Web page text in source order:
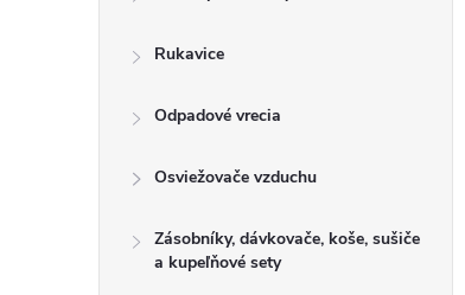
Rukavice
Odpadové vrecia
Osviežovače vzduchu
Zásobníky, dávkovače, koše, sušiče
a kupeľňové sety